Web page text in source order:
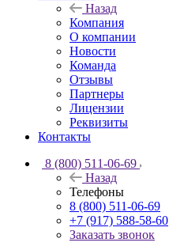
Назад
Компания
О компании
Новости
Команда
Отзывы
Партнеры
Лицензии
Реквизиты
Контакты
8 (800) 511-06-69
Назад
Телефоны
8 (800) 511-06-69
+7 (917) 588-58-60
Заказать звонок